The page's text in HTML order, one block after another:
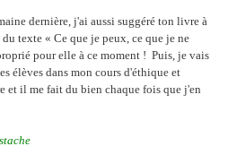
dernière, j'ai aussi suggéré ton livre à
texte « Ce que je peux, ce que je ne
pour elle à ce moment ! Puis, je vais
élèves dans mon cours d'éthique et
et il me fait du bien chaque fois que j'en